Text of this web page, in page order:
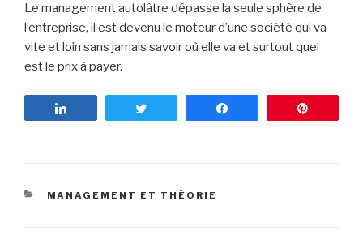
Le management autolâtre dépasse la seule sphère de
l’entreprise, il est devenu le moteur d’une société qui va
vite et loin sans jamais savoir où elle va et surtout quel
est le prix à payer.
CATÉGORIES
MANAGEMENT ET THÉORIE